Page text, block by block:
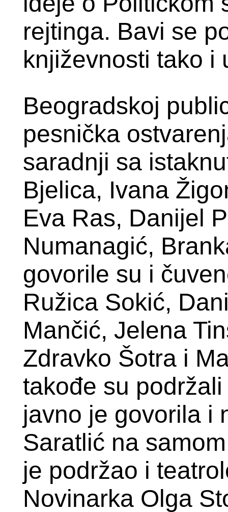
rejtinga. Bavi se
književnosti tako i
Beogradskoj
pesnička
saradnji sa
Bjelica, Ivana
Eva Ras, Danijel
Numanagić,
govorile su i
Ružica Sokić,
Mančić, Jelena
Zdravko Šotra i
takođe su
javno je govorila i
Saratlić na
je podržao i
Novinarka Olga